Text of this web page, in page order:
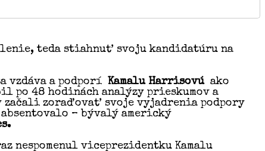
teda stiahnuť svoju kandidatúru na
a podporí Kamalu Harrisovúako
po 48 hodinách analýzy prieskumov a
začali zoraďovať svoje vyjadrenia podpory
– bývalý americký
nespomenul viceprezidentku Kamalu